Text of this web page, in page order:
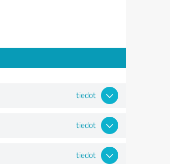
tiedot
tiedot
tiedot